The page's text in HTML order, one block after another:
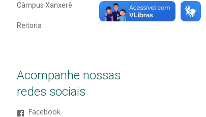
Câmpus Xanxerê
Reitoria
Acompanhe nossas
redes sociais
Facebook